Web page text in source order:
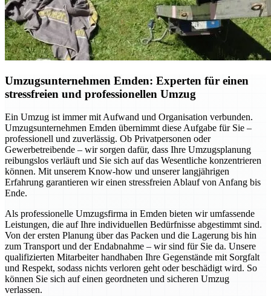
Umzugsunternehmen Emden: Experten für einen
stressfreien und professionellen Umzug
Ein Umzug ist immer mit Aufwand und Organisation verbunden.
Umzugsunternehmen Emden übernimmt diese Aufgabe für Sie –
professionell und zuverlässig. Ob Privatpersonen oder
Gewerbetreibende – wir sorgen dafür, dass Ihre Umzugsplanung
reibungslos verläuft und Sie sich auf das Wesentliche konzentrieren
können. Mit unserem Know-how und unserer langjährigen
Erfahrung garantieren wir einen stressfreien Ablauf von Anfang bis
Ende.
Als professionelle Umzugsfirma in Emden bieten wir umfassende
Leistungen, die auf Ihre individuellen Bedürfnisse abgestimmt sind.
Von der ersten Planung über das Packen und die Lagerung bis hin
zum Transport und der Endabnahme – wir sind für Sie da. Unsere
qualifizierten Mitarbeiter handhaben Ihre Gegenstände mit Sorgfalt
und Respekt, sodass nichts verloren geht oder beschädigt wird. So
können Sie sich auf einen geordneten und sicheren Umzug
verlassen.